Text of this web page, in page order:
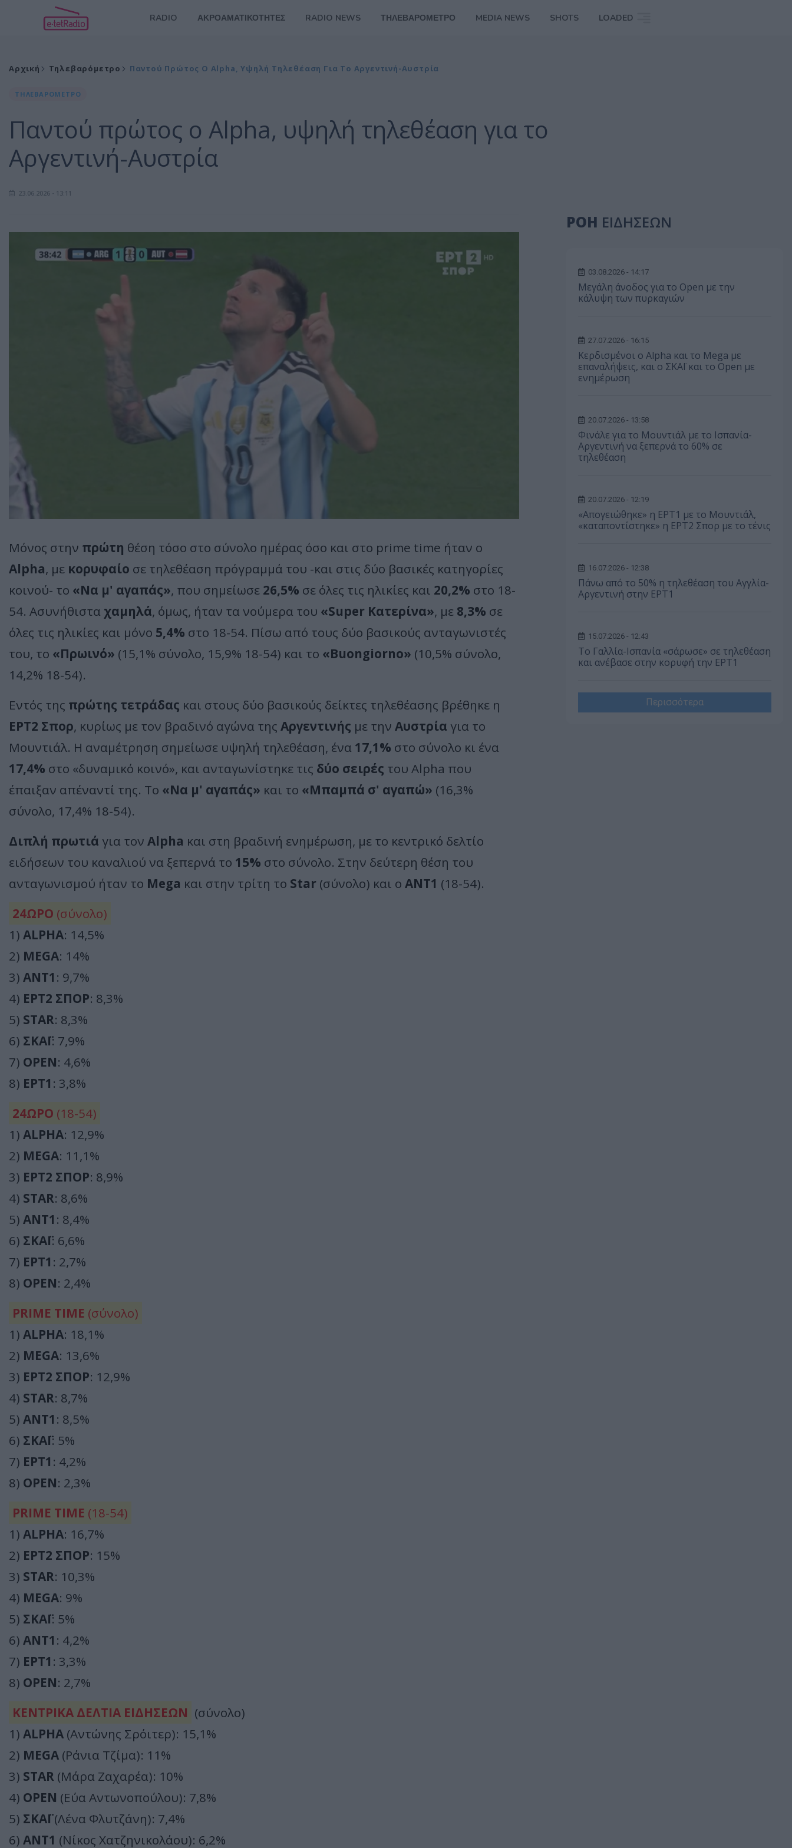
RADIO ΑΚΡΟΑΜΑΤΙΚΟΤΗΤΕΣ RADIO NEWS ΤΗΛΕΒΑΡΟΜΕΤΡΟ MEDIA NEWS SHOTS LOADED
Αρχική Τηλεβαρόμετρο Παντού Πρώτος Ο Alpha, Υψηλή Τηλεθέαση Για Το Αργεντινή-Αυστρία
ΤΗΛΕΒΑΡΟΜΕΤΡΟ
Παντού πρώτος ο Alpha, υψηλή τηλεθέαση για το
Αργεντινή-Αυστρία
23.06.2026 - 13:11
Μόνος στην πρώτη θέση τόσο στο σύνολο ημέρας όσο και στο prime time ήταν ο
Alpha, με κορυφαίο σε τηλεθέαση πρόγραμμά του -και στις δύο βασικές κατηγορίες
κοινού- το «Να μ' αγαπάς», που σημείωσε 26,5% σε όλες τις ηλικίες και 20,2% στο 18-
54. Ασυνήθιστα χαμηλά, όμως, ήταν τα νούμερα του «Super Κατερίνα», με 8,3% σε
όλες τις ηλικίες και μόνο 5,4% στο 18-54. Πίσω από τους δύο βασικούς ανταγωνιστές
του, το «Πρωινό» (15,1% σύνολο, 15,9% 18-54) και το «Buongiorno» (10,5% σύνολο,
14,2% 18-54).
Εντός της πρώτης τετράδας και στους δύο βασικούς δείκτες τηλεθέασης βρέθηκε η
ΕΡΤ2 Σπορ, κυρίως με τον βραδινό αγώνα της Αργεντινής με την Αυστρία για το
Μουντιάλ. Η αναμέτρηση σημείωσε υψηλή τηλεθέαση, ένα 17,1% στο σύνολο κι ένα
17,4% στο «δυναμικό κοινό», και ανταγωνίστηκε τις δύο σειρές του Alpha που
έπαιξαν απέναντί της. Το «Να μ' αγαπάς» και το «Μπαμπά σ' αγαπώ» (16,3%
σύνολο, 17,4% 18-54).
Διπλή πρωτιά για τον Alpha και στη βραδινή ενημέρωση, με το κεντρικό δελτίο
ειδήσεων του καναλιού να ξεπερνά το 15% στο σύνολο. Στην δεύτερη θέση του
ανταγωνισμού ήταν το Mega και στην τρίτη το Star (σύνολο) και ο ΑΝΤ1 (18-54).
24ΩΡΟ (σύνολο)
1) ALPHA: 14,5%
2) MEGA: 14%
3) ΑΝΤ1 : 9,7%
4) ΕΡΤ2 ΣΠΟΡ: 8,3%
5) STAR: 8,3%
6) ΣΚΑΪ: 7,9%
7) OPEN: 4,6%
8) ΕΡΤ1 : 3,8%
24ΩΡΟ (18-54)
1) ALPHA: 12,9%
2) MEGA: 11,1%
3) ΕΡΤ2 ΣΠΟΡ: 8,9%
4) STAR: 8,6%
5) ΑΝΤ1 : 8,4%
6) ΣΚΑΪ: 6,6%
7) ΕΡΤ1 : 2,7%
8) OPEN: 2,4%
PRIME TIME (σύνολο)
1) ALPHA: 18,1%
2) MEGA: 13,6%
3) ΕΡΤ2 ΣΠΟΡ: 12,9%
4) STAR: 8,7%
5) ΑΝΤ1 : 8,5%
6) ΣΚΑΪ: 5%
7) ΕΡΤ1 : 4,2%
8) OPEN: 2,3%
PRIME TIME (18-54)
1) ALPHA: 16,7%
2) ΕΡΤ2 ΣΠΟΡ: 15%
3) STAR: 10,3%
4) MEGA: 9%
5) ΣΚΑΪ: 5%
6) ΑΝΤ1 : 4,2%
7) ΕΡΤ1 : 3,3%
8) OPEN: 2,7%
ΚΕΝΤΡΙΚΑ ΔΕΛΤΙΑ ΕΙΔΗΣΕΩΝ (σύνολο)
1) ALPHA (Αντώνης Σρόιτερ): 15,1%
2) MEGA (Ράνια Τζίμα): 11%
3) STAR (Μάρα Ζαχαρέα): 10%
4) OPEN (Εύα Αντωνοπούλου): 7,8%
5) ΣΚΑΪ(Λένα Φλυτζάνη): 7,4%
6) ΑΝΤ1 (Νίκος Χατζηνικολάου): 6,2%
ΡΟΗ ΕΙΔΗΣΕΩΝ
03.08.2026 - 14:17
Μεγάλη άνοδος για το Open με την
κάλυψη των πυρκαγιών
27.07.2026 - 16:15
Κερδισμένοι ο Alpha και το Mega με
επαναλήψεις, και ο ΣΚΑΪ και το Open με
ενημέρωση
20.07.2026 - 13:58
Φινάλε για το Μουντιάλ με το Ισπανία-
Αργεντινή να ξεπερνά το 60% σε
τηλεθέαση
20.07.2026 - 12:19
«Απογειώθηκε» η ΕΡΤ1 με το Μουντιάλ,
«καταποντίστηκε» η ΕΡΤ2 Σπορ με το τένις
16.07.2026 - 12:38
Πάνω από το 50% η τηλεθέαση του Αγγλία-
Αργεντινή στην ΕΡΤ1
15.07.2026 - 12:43
Το Γαλλία-Ισπανία «σάρωσε» σε τηλεθέαση
και ανέβασε στην κορυφή την ΕΡΤ1
Περισσότερα